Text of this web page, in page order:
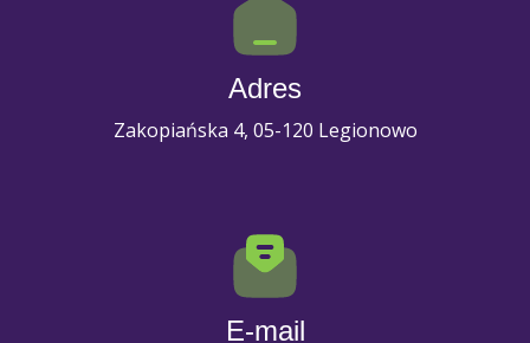
Adres
Zakopiańska 4, 05-120 Legionowo
E-mail